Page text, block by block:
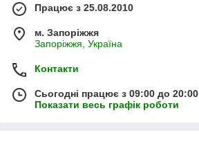
Працює з 25.08.2010
м. Запоріжжя
Запоріжжя, Україна
Контакти
Сьогодні працює з 09:00 до 20:00
Показати весь графік роботи